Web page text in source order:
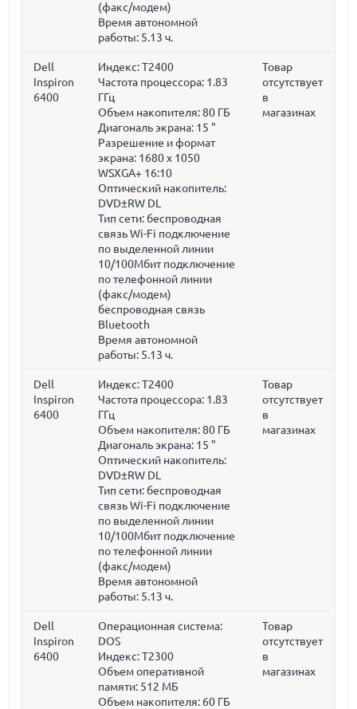
(факс/модем)
Время автономной
работы: 5.13 ч.
Dell
Inspiron
6400
Индекс: T2400
Частота процессора: 1.83
ГГц
Объем накопителя:80 ГБ
Диагональ экрана: 15 "
Разрешение и формат
экрана: 1680 x 1050
WSXGA+ 16:10
Оптический накопитель:
DVD±RW DL
Тип сети: беспроводная
связь Wi-Fi подключение
по выделенной линии
10/100Мбит подключение
по телефонной линии
(факс/модем)
беспроводная связь
Bluetooth
Время автономной
работы: 5.13 ч.
Товар
отсутствует
в
магазинах
Dell
Inspiron
6400
Индекс: T2400
Частота процессора: 1.83
ГГц
Объем накопителя:80 ГБ
Диагональ экрана: 15 "
Оптический накопитель:
DVD±RW DL
Тип сети: беспроводная
связь Wi-Fi подключение
по выделенной линии
10/100Мбит подключение
по телефонной линии
(факс/модем)
Время автономной
работы: 5.13 ч.
Товар
отсутствует
в
магазинах
Dell
Inspiron
6400
Операционная система:
DOS
Индекс: T2300
Объем оперативной
памяти: 512 МБ
Объем накопителя: 60 ГБ
Товар
отсутствует
в
магазинах